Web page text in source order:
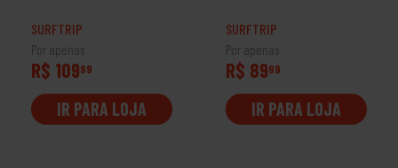
SURFTRIP
Por apenas
R$ 10999
IR PARA LOJA
SURFTRIP
Por apenas
R$ 8999
IR PARA LOJA